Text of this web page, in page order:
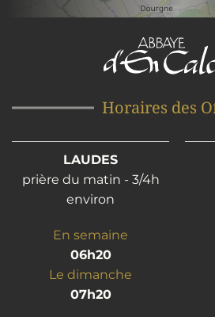
Horaires des
LAUDES
prière du matin - 3/4h
environ
En semaine
06h20
Le dimanche
07h20